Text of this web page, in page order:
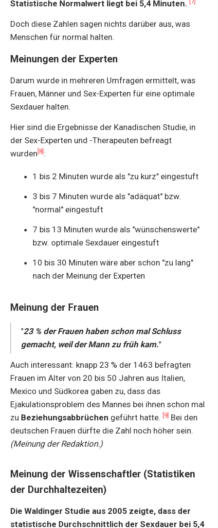
Statistische Normalwert liegt bei 5,4 Minuten.
Doch diese Zahlen sagen nichts darüber aus, was
Menschen für normal halten.
Meinungen der Experten
Darum wurde in mehreren Umfragen ermittelt, was
Frauen, Männer und Sex-Experten für eine optimale
Sexdauer halten.
Hier sind die Ergebnisse der Kanadischen Studie, in
der Sex-Experten und -Therapeuten befreagt
wurden [8] :
1 bis 2 Minuten wurde als "zu kurz" eingestuft
3 bis 7 Minuten wurde als "adäquat" bzw.
"normal" eingestuft
7 bis 13 Minuten wurde als "wünschenswerte"
bzw. optimale Sexdauer eingestuft
10 bis 30 Minuten wäre aber schon "zu lang"
nach der Meinung der Experten
Meinung der Frauen
"23 % der Frauen haben schon mal Schluss
gemacht, weil der Mann zu früh kam."
Auch interessant: knapp 23 % der 1463 befragten
Frauen im Alter von 20 bis 50 Jahren aus Italien,
Mexico und Südkorea gaben zu, dass das
Ejakulationsproblem des Mannes bei ihnen schon mal
zu Beziehungsabbrüchen geführt hatte. [9] Bei den
deutschen Frauen dürfte die Zahl noch höher sein.
(Meinung der Redaktion.)
Meinung der Wissenschaftler (Statistiken
der Durchhaltezeiten)
Die Waldinger Studie aus 2005 zeigte, dass der
statistische Durchschnittlich der Sexdauer bei 5,4